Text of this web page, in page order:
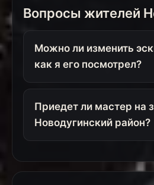
Вопросы жителей
Можно ли изменить
как я его посмотрел?
Приедет ли мастер на
Новодугинский район?